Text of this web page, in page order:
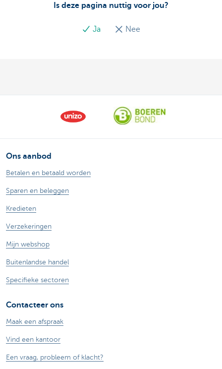
Is deze pagina nuttig voor jou?
Ja Nee
Ons aanbod
Betalen en betaald worden
Sparen en beleggen
Kredieten
Verzekeringen
Mijn webshop
Buitenlandse handel
Specifieke sectoren
Contacteer ons
Maak een afspraak
Vind een kantoor
Een vraag, probleem of klacht?